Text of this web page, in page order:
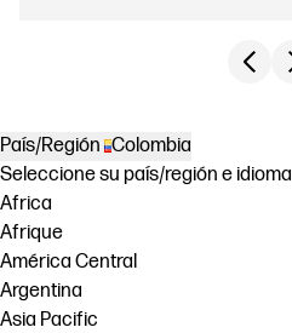
País/Región Colombia
Seleccione su país/región e idioma
Africa
Afrique
América Central
Argentina
Asia Pacific